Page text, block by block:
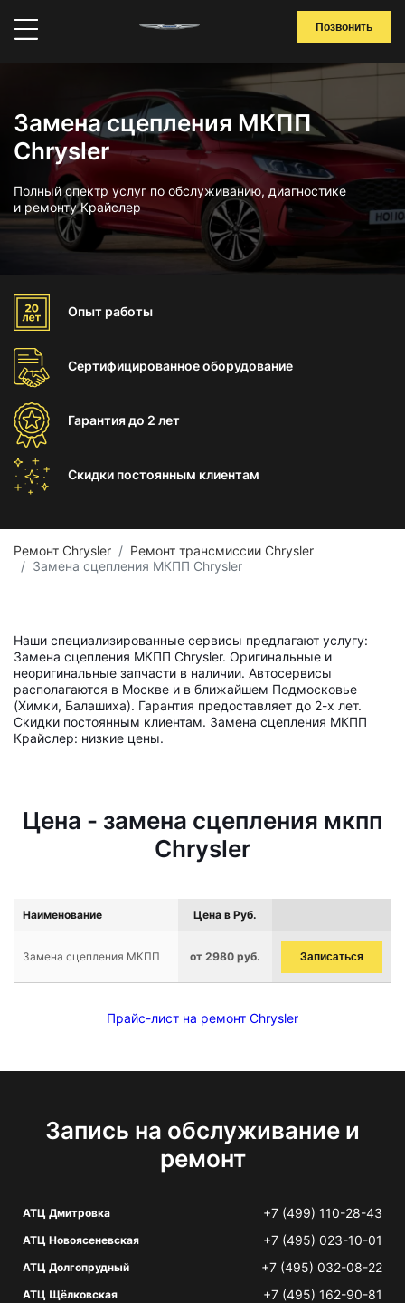
Позвонить
Замена сцепления МКПП
Chrysler
Полный спектр услуг по обслуживанию, диагностике
и ремонту Крайслер
Опыт работы
Сертифицированноеоборудование
Гарантиядо 2 лет
Скидки постоянным клиентам
Ремонт Chrysler
Ремонт трансмиссии Chrysler
Замена сцепления МКПП Chrysler
Наши специализированные сервисы предлагают услугу:
Замена сцепления МКПП Chrysler. Оригинальные и
неоригинальные запчасти в наличии. Автосервисы
располагаются в Москве и в ближайшем Подмосковье
(Химки, Балашиха). Гарантия предоставляет до 2-х лет.
Скидки постоянным клиентам. Замена сцепления МКПП
Крайслер: низкие цены.
Цена - замена сцепления мкпп
Chrysler
Наименование Цена в Руб.
Замена сцепления МКПП от 2980 руб. Записаться
Прайс-лист на ремонт Chrysler
Запись на обслуживание и
ремонт
АТЦ Дмитровка +7 (499) 110-28-43
АТЦ Новоясеневская +7 (495) 023-10-01
АТЦ Долгопрудный +7 (495) 032-08-22
АТЦ Щёлковская +7 (495) 162-90-81